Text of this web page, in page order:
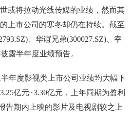
世或将拉动光线传媒的业绩，然而其
上市公司的寒冬却仍在持续。截至
、华谊兄弟(300027.SZ)、幸
露半年度业绩预告。
年度影视类上市公司业绩均大幅下
亿元~3.30亿元，上年同期为盈利
告期内上映的影片及电视剧较之上